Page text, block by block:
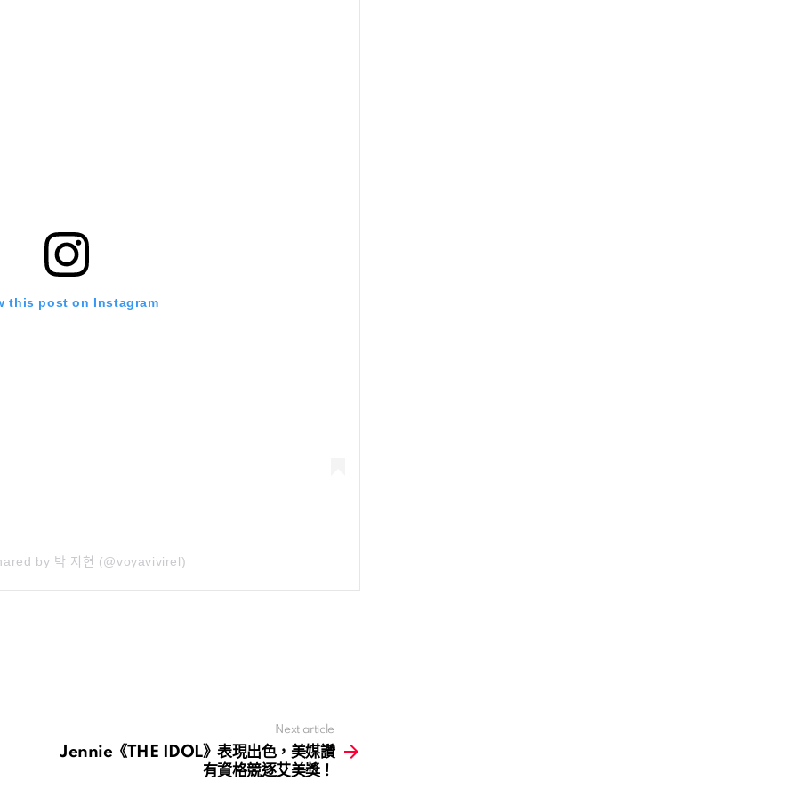
this post on Instagram
by 박 지현 (@voyavivirel)
Next article
Jennie《THE IDOL》表現出色，美媒讚
有資格競逐艾美獎！